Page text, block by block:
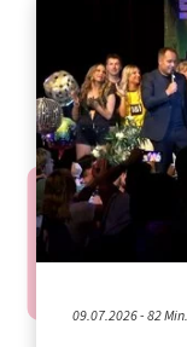
09.07.2026 - 82 Min.